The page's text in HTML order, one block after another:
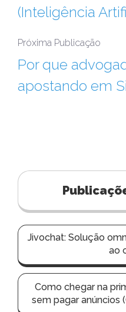
(Inteligência
Próxima Publicação
Por que
apostando em
Jivochat: Solução
ao
Como chegar na
sem pagar anúncios